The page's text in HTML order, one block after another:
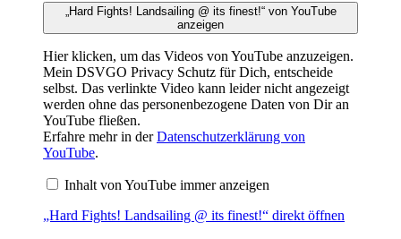
„Hard Fights! Landsailing @ its finest!“ von YouTube
anzeigen
Hier klicken, um das Videos von YouTube anzuzeigen.
Mein DSVGO Privacy Schutz für Dich, entscheide
selbst. Das verlinkte Video kann leider nicht angezeigt
werden ohne das personenbezogene Daten von Dir an
YouTube fließen.
Erfahre mehr in derDatenschutzerklärung von
YouTube.
Inhalt von YouTube immer anzeigen
„Hard Fights! Landsailing @ its finest!“ direkt öffnen